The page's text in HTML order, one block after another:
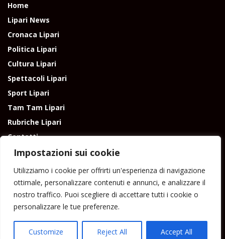
Impostazioni sui cookie
Utilizziamo i cookie per offrirti un'esperienza di navigazione
ottimale, personalizzare contenuti e annunci, e analizzare il
nostro traffico. Puoi scegliere di accettare tutti i cookie o
personalizzare le tue preferenze.
Customize Reject All Accept All
Home
Lipari News
Cronaca Lipari
Politica Lipari
Cultura Lipari
Spettacoli Lipari
Sport Lipari
Tam Tam Lipari
Rubriche Lipari
Contatti
Direttore responsabile: Peppe Paino - Eolmedia, via Zinzolo, 20 - 980555 -
Lipari (Me) - Tel. 3924544698 e-mail: giornaledilipari@gmail.com -
peppepaino1@gmail.com Testata registrata al Tribunale di Barcellona